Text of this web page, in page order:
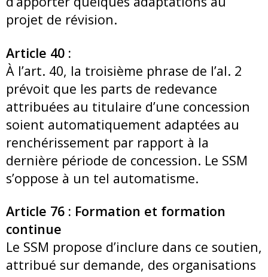
projet de révision.
Article 40 :
À l’art. 40, la troisième phrase de l’al. 2
prévoit que les parts de redevance
attribuées au titulaire d’une concession
soient automatiquement adaptées au
renchérissement par rapport à la
dernière période de concession. Le SSM
s’oppose à un tel automatisme.
Article 76 : Formation et formation
continue
Le SSM propose d’inclure dans ce soutien,
attribué sur demande, des organisations